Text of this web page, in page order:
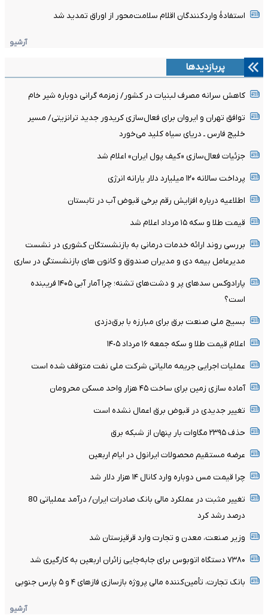
استفادۀ واردکنندگان اقلام سلامت‌محور از اوراق تمدید شد
آرشیو
پربازدیدها
کاهش سرانه مصرف لبنیات در کشور/ زمزمه گرانی دوباره شیر خام
توافق تهران و ایروان برای فعال‌سازی کریدور جدید ترانزیتی/ مسیر
خلیج فارس ـ دریای سیاه کلید می‌خورد
جزئیات فعال‌سازی «کیف پول ایران» اعلام شد
پرداخت سالانه ۱۲۰ میلیارد دلار یارانه انرژی
اطلاعیه درباره افزایش رقم برخی قبوض آب در تابستان
قیمت طلا و سکه ۱۵ مرداد اعلام شد
بررسی روند ارائه خدمات درمانی به بازنشستگان کشوری در نشست
مدیرعامل بیمه دی و مدیران صندوق و کانون های بازنشستگی در ساری
پارادوکس سدهای پر و دشت‌های تشنه؛ چرا آمار آبی ۱۴۰۵ فریبنده
است؟
بسیج ملی صنعت برق برای مبارزه با برق‌دزدی
اعلام قیمت طلا و سکه جمعه ١۶ مرداد ١۴٠۵
عملیات اجرایی جریمه مالیاتی شرکت ملی نفت متوقف شده است
آماده سازی زمین برای ساخت ۴۵ هزار واحد مسکن محرومان
تغییر جدیدی در قبوض برق اعمال نشده است
حذف ۲۳۹۵ مگاوات بار پنهان از شبکه برق
عرضه مستقیم محصولات ایرانول در ایام اربعین
چرا قیمت مس دوباره وارد کانال ۱۴ هزار دلار شد
تغییر مثبت در عملکرد مالی بانک صادرات ایران/ درآمد عملیاتی 80
درصد رشد کرد
وزیر صنعت، معدن و تجارت وارد قرقیزستان شد
۷۳۸۰ دستگاه اتوبوس برای جابه‌جایی زائران اربعین به‌ کارگیری شد
بانک تجارت، تأمین‌کننده مالی پروژه بازسازی فازهای ۴ و ۵ پارس جنوبی
آرشیو